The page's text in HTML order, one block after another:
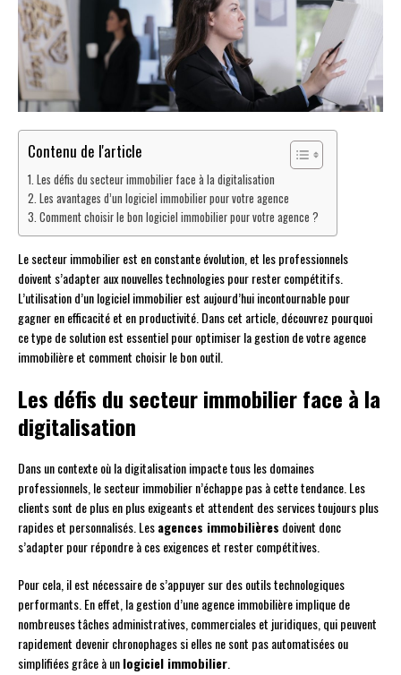
Contenu de l'article
Les défis du secteur immobilier face à la digitalisation
Les avantages d’un logiciel immobilier pour votre agence
Comment choisir le bon logiciel immobilier pour votre agence ?
Le secteur immobilier est en constante évolution, et les professionnels
doivent s’adapter aux nouvelles technologies pour rester compétitifs.
L’utilisation d’un logiciel immobilier est aujourd’hui incontournable pour
gagner en efficacité et en productivité. Dans cet article, découvrez pourquoi
ce type de solution est essentiel pour optimiser la gestion de votre agence
immobilière et comment choisir le bon outil.
Les défis du secteur immobilier face à la
digitalisation
Dans un contexte où la digitalisation impacte tous les domaines
professionnels, le secteur immobilier n’échappe pas à cette tendance. Les
clients sont de plus en plus exigeants et attendent des services toujours plus
rapides et personnalisés. Lesagences immobilières doivent donc
s’adapter pour répondre à ces exigences et rester compétitives.
Pour cela, il est nécessaire de s’appuyer sur des outils technologiques
performants. En effet, la gestion d’une agence immobilière implique de
nombreuses tâches administratives, commerciales et juridiques, qui peuvent
rapidement devenir chronophages si elles ne sont pas automatisées ou
simplifiées grâce à unlogiciel immobilier